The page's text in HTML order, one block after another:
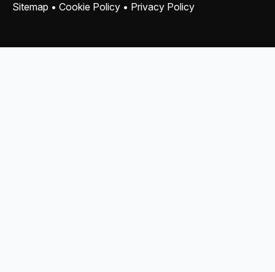
Sitemap • Cookie Policy • Privacy Policy